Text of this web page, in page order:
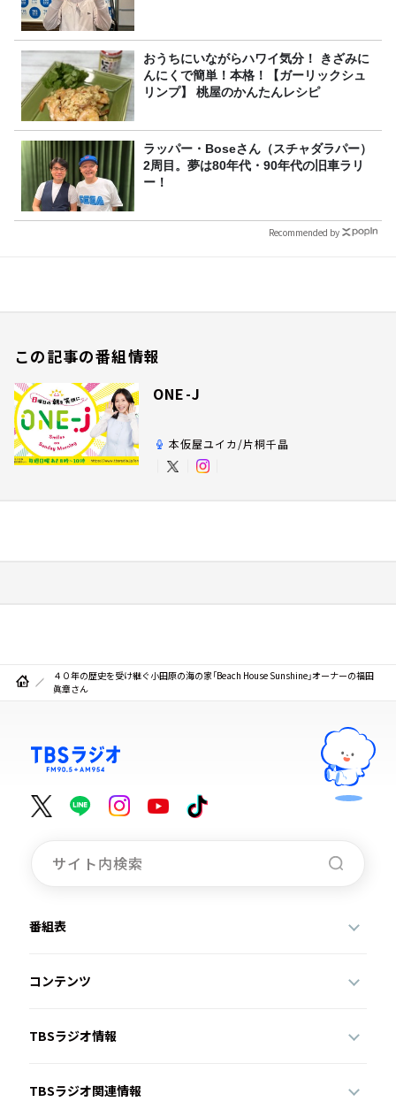
おうちにいながらハワイ気分！ きざみに
んにくで簡単！本格！【ガーリックシュ
リンプ】 桃屋のかんたんレシピ
ラッパー・Boseさん（スチャダラパー）
2周目。夢は80年代・90年代の旧車ラリ
ー！
Recommended by
この記事の番組情報
ONE-J
本仮屋ユイカ/片桐千晶
４０年の歴史を受け継ぐ小田原の海の家「Beach House Sunshine」オーナーの福田
眞章さん
番組表
コンテンツ
TBSラジオ情報
TBSラジオ関連情報